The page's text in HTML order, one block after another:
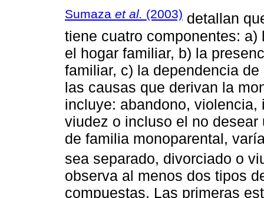
Sumaza et al. (2003) detallan
tiene cuatro componentes:
el hogar familiar, b) la
familiar, c) la dependencia
las causas que derivan la
incluye: abandono,
viudez o incluso el no
de familia monoparental,
sea separado, divorciado o
observa al menos dos tipos
compuestas. Las primeras